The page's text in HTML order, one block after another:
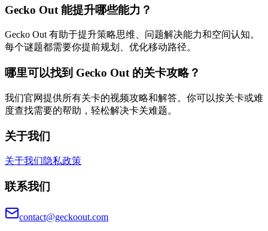
Gecko Out 能提升哪些能力？
Gecko Out 有助于提升策略思维、问题解决能力和空间认知。
每个谜题都需要你提前规划、优化移动路径。
哪里可以找到 Gecko Out 的关卡攻略？
我们官网提供所有关卡的视频攻略和解答。你可以按关卡或难
度查找需要的帮助，轻松解决卡关难题。
关于我们
关于我们隐私政策
联系我们
contact@geckoout.com